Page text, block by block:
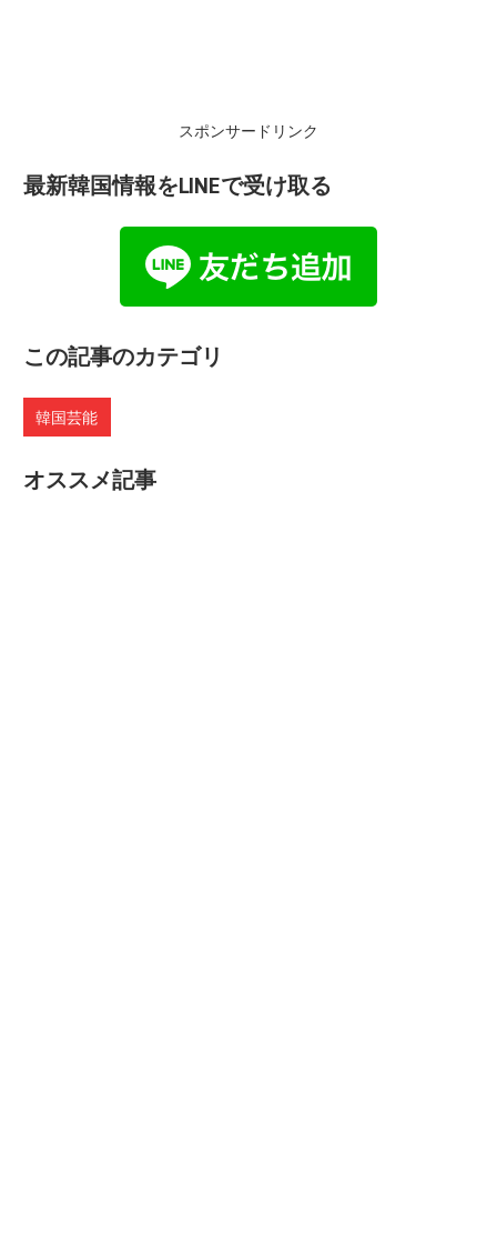
スポンサードリンク
最新韓国情報をLINEで受け取る
この記事のカテゴリ
韓国芸能
オススメ記事